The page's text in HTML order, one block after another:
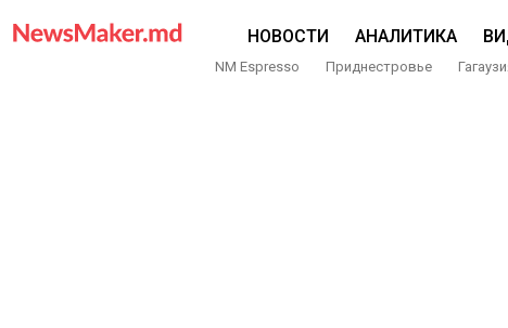
НОВОСТИ АНАЛИТИКА
NM Espresso Приднестровье